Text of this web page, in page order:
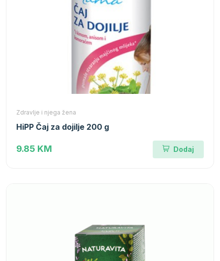
Zdravlje i njega žena
HiPP Čaj za dojilje 200 g
9.85 KM Dodaj